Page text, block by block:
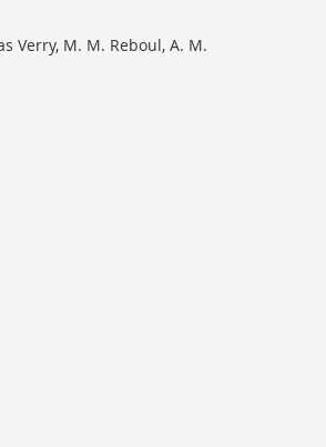
Verry, M. M. Reboul, A. M.